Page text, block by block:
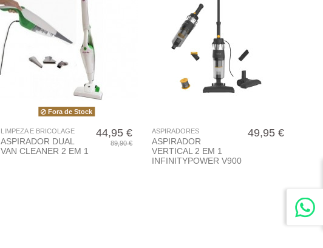
Fora de Stock
LIMPEZA E BRICOLAGE
ASPIRADOR DUAL
VAN CLEANER 2 EM 1
44,95 €
89,90 €
ASPIRADORES
ASPIRADOR
VERTICAL 2 EM 1
INFINITYPOWER V900
49,95 €